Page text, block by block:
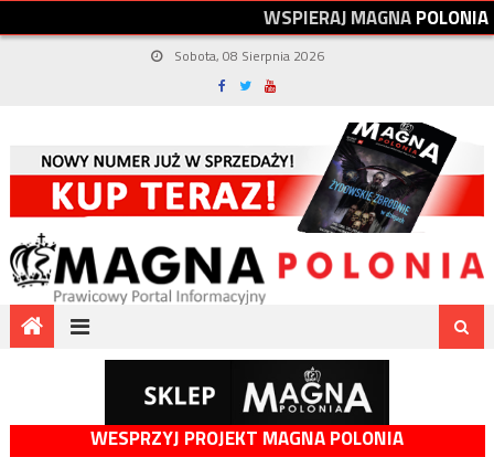
WSPIERAJMAGNAPOLONIA
Sobota, 08 Sierpnia 2026
WESPRZYJ PROJEKT MAGNA POLONIA